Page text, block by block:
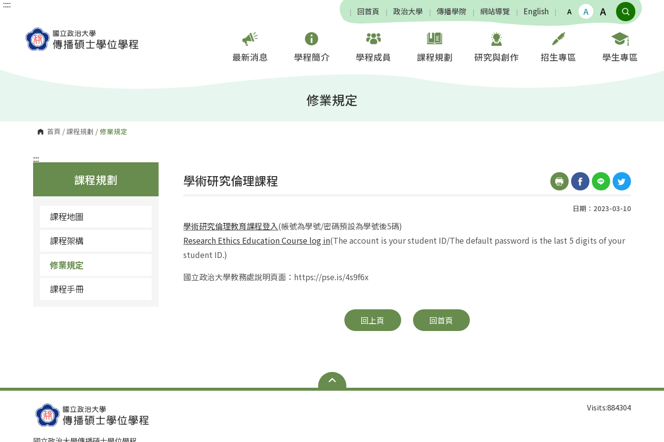
跳
:::
回首頁 政治大學 傳播學院 網站導覽 English A A A
最新消息 學程簡介 學程成員 課程規劃 研究與創作 招生專區 學生專區
修業規定
首頁 / 課程規劃 / 修業規定
:::
課程規劃
課程地圖
課程架構
修業規定
課程手冊
:::
學術研究倫理課程
日期：2023-03-10
學術研究倫理教育課程登入(帳號為學號/密碼預設為學號後5碼)
Research Ethics Education Course log in(The account is your student ID/The default password is the last 5 digits of your
student ID.)
國立政治大學教務處說明頁面：https://pse.is/4s9f6x
回上頁 回首頁
Visits:884304